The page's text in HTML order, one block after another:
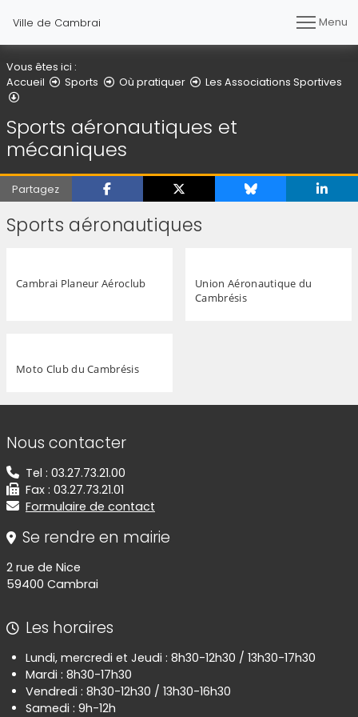
Ville de Cambrai Menu
Vous êtes ici :
Accueil
Sports Où pratiquer
Les Associations Sportives
Sports aéronautiques et
mécaniques
Partagez
Sports aéronautiques
Cambrai Planeur Aéroclub
Union Aéronautique du
Cambrésis
Moto Club du Cambrésis
Informations de contact
Nous contacter
Tel : 03.27.73.21.00
Fax : 03.27.73.21.01
Formulaire de contact
Se rendre en mairie
2 rue de Nice
59400 Cambrai
Les horaires
Lundi, mercredi et Jeudi : 8h30-12h30 / 13h30-17h30
Mardi : 8h30-17h30
Vendredi : 8h30-12h30 / 13h30-16h30
Samedi : 9h-12h